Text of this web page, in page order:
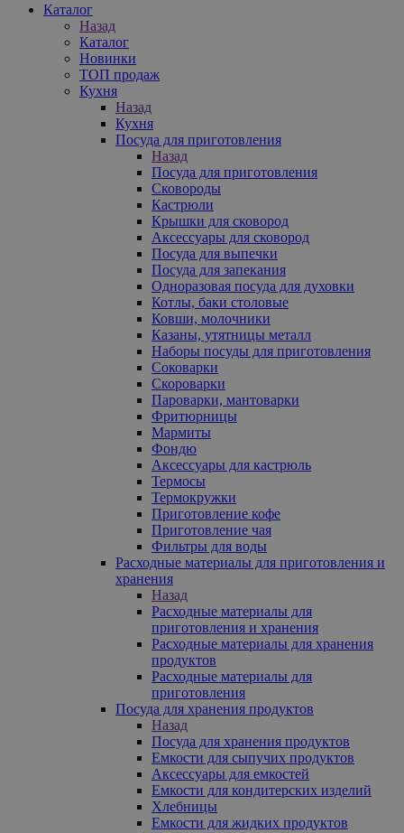
Каталог
Назад
Каталог
Новинки
ТОП продаж
Кухня
Назад
Кухня
Посуда для приготовления
Назад
Посуда для приготовления
Сковороды
Кастрюли
Крышки для сковород
Аксессуары для сковород
Посуда для выпечки
Посуда для запекания
Одноразовая посуда для духовки
Котлы, баки столовые
Ковши, молочники
Казаны, утятницы металл
Наборы посуды для приготовления
Соковарки
Скороварки
Пароварки, мантоварки
Фритюрницы
Мармиты
Фондю
Аксессуары для кастрюль
Термосы
Термокружки
Приготовление кофе
Приготовление чая
Фильтры для воды
Расходные материалы для приготовления и
хранения
Назад
Расходные материалы для
приготовления и хранения
Расходные материалы для хранения
продуктов
Расходные материалы для
приготовления
Посуда для хранения продуктов
Назад
Посуда для хранения продуктов
Емкости для сыпучих продуктов
Аксессуары для емкостей
Емкости для кондитерских изделий
Хлебницы
Емкости для жидких продуктов